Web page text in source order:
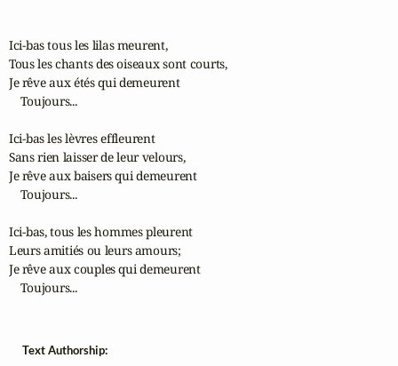
Ici-bas tous les lilas meurent,
Tous les chants des oiseaux sont courts,
Je rêve aux étés qui demeurent
    Toujours...
Ici-bas les lèvres effleurent
Sans rien laisser de leur velours,
Je rêve aux baisers qui demeurent
    Toujours...
Ici-bas, tous les hommes pleurent
Leurs amitiés ou leurs amours;
Je rêve aux couples qui demeurent
    Toujours...
Text Authorship: